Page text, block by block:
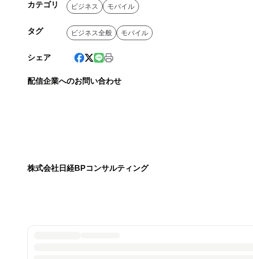
カテゴリ ビジネス モバイル
タグ ビジネス全般 モバイル
シェア
配信企業へのお問い合わせ
株式会社日経BPコンサルティング